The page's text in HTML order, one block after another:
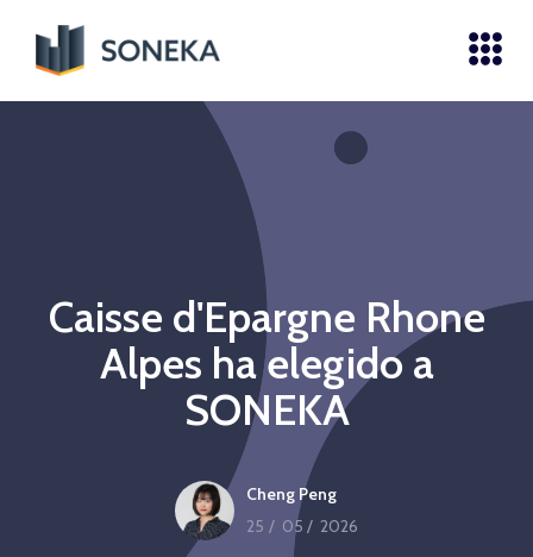
Caisse d'Epargne Rhone
Alpes ha elegido a
SONEKA
Cheng Peng
25 / 05 / 2026